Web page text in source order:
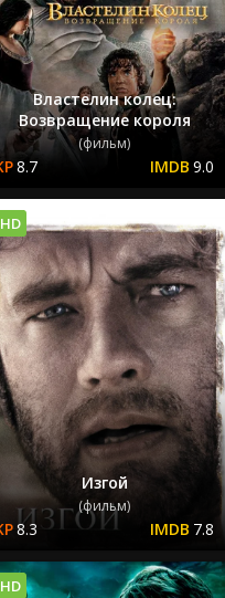
Властелин колец:
Возвращение короля
(фильм)
8.7 9.0
Изгой
(фильм)
8.3 7.8
HD
HD